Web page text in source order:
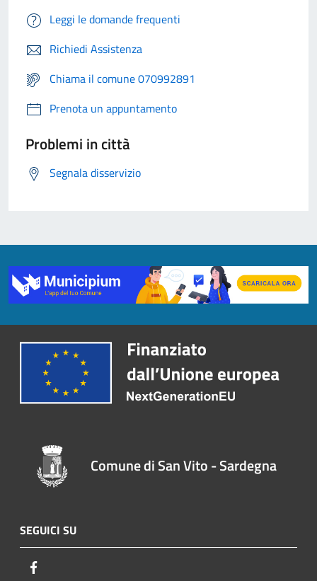
Leggi le domande frequenti
Richiedi Assistenza
Chiama il comune 070992891
Prenota un appuntamento
Problemi in città
Segnala disservizio
Comune di San Vito - Sardegna
SEGUICI SU